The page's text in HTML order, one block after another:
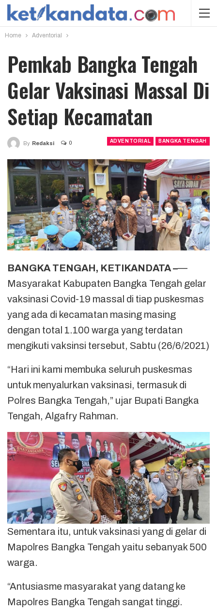
Home Adventorial
Pemkab Bangka Tengah
Gelar Vaksinasi Massal Di
Setiap Kecamatan
ADVENTORIAL BANGKA TENGAH
By Redaksi 0
BANGKA TENGAH, KETIKANDATA –—
Masyarakat Kabupaten Bangka Tengah gelar
vaksinasi Covid-19 massal di tiap puskesmas
yang ada di kecamatan masing masing
dengan total 1.100 warga yang terdatan
mengikuti vaksinsi tersebut, Sabtu (26/6/2021)
“Hari ini kami membuka seluruh puskesmas
untuk menyalurkan vaksinasi, termasuk di
Polres Bangka Tengah,” ujar Bupati Bangka
Tengah, Algafry Rahman.
Sementara itu, untuk vaksinasi yang di gelar di
Mapolres Bangka Tengah yaitu sebanyak 500
warga.
“Antusiasme masyarakat yang datang ke
Mapolres Bangka Tengah sangat tinggi.